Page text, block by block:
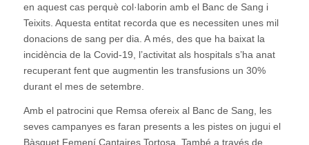
en aquest cas perquè col·laborin amb el Banc de Sang i
Teixits. Aquesta entitat recorda que es necessiten unes mil
donacions de sang per dia. A més, des que ha baixat la
incidència de la Covid-19, l’activitat als hospitals s’ha anat
recuperant fent que augmentin les transfusions un 30%
durant el mes de setembre.
Amb el patrocini que Remsa ofereix al Banc de Sang, les
seves campanyes es faran presents a les pistes on jugui el
Bàsquet Femení Cantaires Tortosa. També a través de